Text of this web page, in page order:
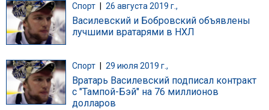
Спорт 26 августа 2019 г.,
Василевский и Бобровский объявлены
лучшими вратарями в НХЛ
Спорт 29 июля 2019 г.,
Вратарь Василевский подписал контракт
с "Тампой-Бэй" на 76 миллионов
долларов